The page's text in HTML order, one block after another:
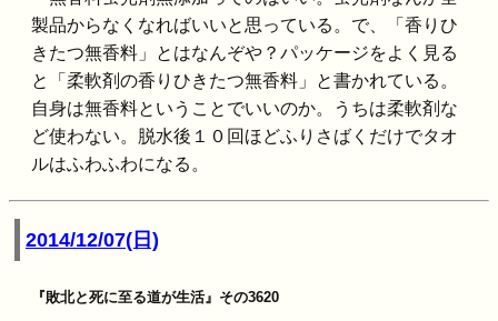
製品からなくなればいいと思っている。で、「香りひ
きたつ無香料」とはなんぞや？パッケージをよく見る
と「柔軟剤の香りひきたつ無香料」と書かれている。
自身は無香料ということでいいのか。うちは柔軟剤な
ど使わない。脱水後１０回ほどふりさばくだけでタオ
ルはふわふわになる。
2014/12/07(日)
『敗北と死に至る道が生活』その3620